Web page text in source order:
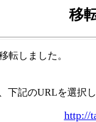
移
転しました。
下記のURLを選択
http://